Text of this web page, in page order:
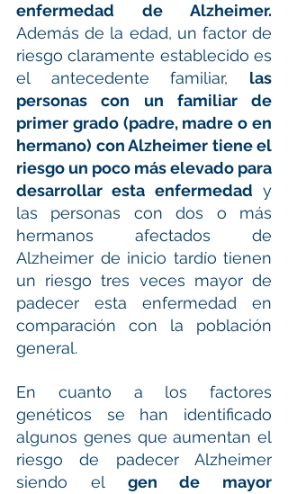
enfermedad de Alzheimer.
Además de la edad, un factor de
riesgo claramente establecido es
el antecedente familiar, las
personas con un familiar de
primer grado (padre, madre o en
hermano) con Alzheimer tiene el
riesgo un poco más elevado para
desarrollar esta enfermedad y
las personas con dos o más
hermanos afectados de
Alzheimer de inicio tardío tienen
un riesgo tres veces mayor de
padecer esta enfermedad en
comparación con la población
general.
En cuanto a los factores
genéticos se han identificado
algunos genes que aumentan el
riesgo de padecer Alzheimer
siendo el gen de mayor